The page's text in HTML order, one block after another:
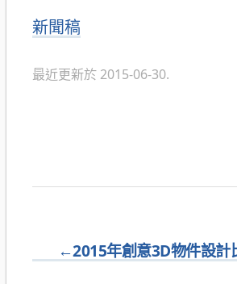
分
新聞稿
最近更新於 2015-06-30.
←2015年創意3D物件設計